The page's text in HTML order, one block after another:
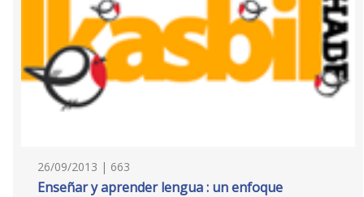
26/09/2013 | 663
Enseñar y aprender lengua : un enfoque